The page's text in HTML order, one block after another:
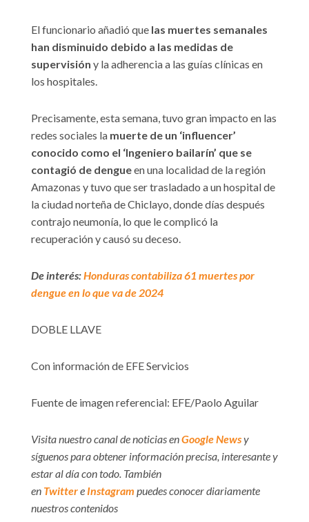
El funcionario añadió que las muertes semanales
han disminuido debido a las medidas de
supervisión y la adherencia a las guías clínicas en
los hospitales.
Precisamente, esta semana, tuvo gran impacto en las
redes sociales la muerte de un ‘influencer’
conocido como el ‘Ingeniero bailarín’ que se
contagió de dengueen una localidad de la región
Amazonas y tuvo que ser trasladado a un hospital de
la ciudad norteña de Chiclayo, donde días después
contrajo neumonía, lo que le complicó la
recuperación y causó su deceso.
De interés:Honduras contabiliza 61 muertes por
dengue en lo que va de 2024
DOBLE LLAVE
Con información de EFE Servicios
Fuente de imagen referencial: EFE/Paolo Aguilar
Visita nuestro canal de noticias enGoogle Newsy
síguenos para obtener información precisa, interesante y
estar al día con todo. También
en Twittere Instagram puedes conocer diariamente
nuestros contenidos